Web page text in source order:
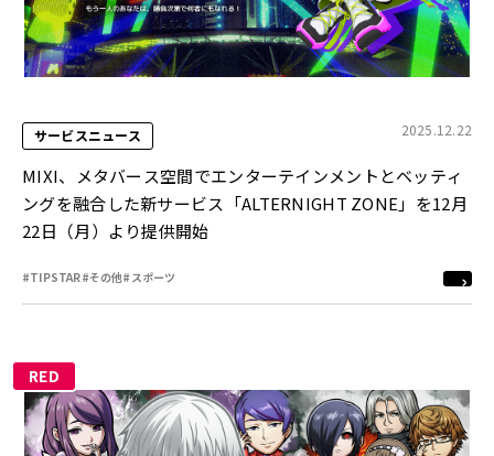
サービスニュース 2025.12.22
MIXI、メタバース空間でエンターテインメントとベッティ
ングを融合した新サービス「ALTERNIGHT ZONE」を12月
22日（月）より提供開始
#TIPSTAR#その他#スポーツ
RED